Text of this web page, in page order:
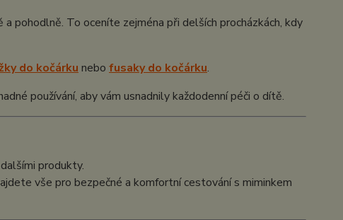
pohodlně. To oceníte zejména při delších procházkách, kdy
do kočárku nebo fusaky do kočárku.
používání, aby vám usnadnily každodenní péči o dítě.
produkty.
vše pro bezpečné a komfortní cestování s miminkem